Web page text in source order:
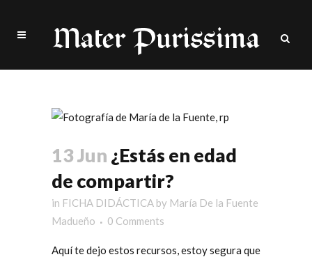
13 Jun ¿Estás en edad
de compartir?
in FICHA DIDÁCTICA by María De la Fuente
Madueño
0 Comments
Aquí te dejo estos recursos, estoy segura que